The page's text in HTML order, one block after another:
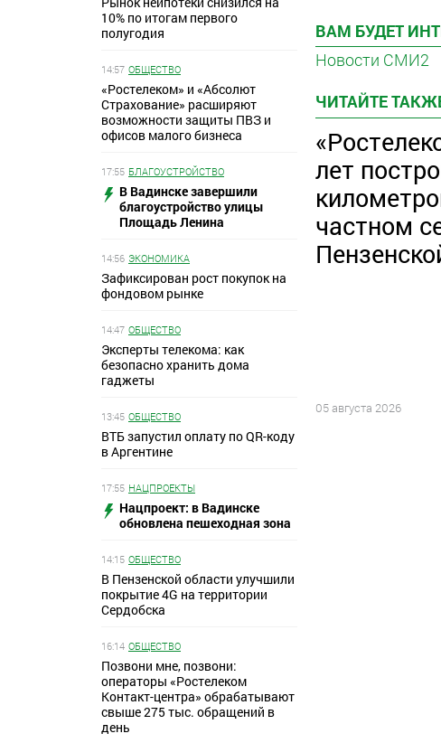
10% по итогам первого
полугодия
14:57 ОБЩЕСТВО
«Ростелеком» и «Абсолют
Страхование» расширяют
возможности защиты ПВЗ и
офисов малого бизнеса
17:55 БЛАГОУСТРОЙСТВО
В Вадинске завершили
благоустройство улицы
Площадь Ленина
14:56 ЭКОНОМИКА
Зафиксирован рост покупок на
фондовом рынке
14:47 ОБЩЕСТВО
Эксперты телекома: как
безопасно хранить дома
гаджеты
13:45 ОБЩЕСТВО
ВТБ запустил оплату по QR-коду
в Аргентине
17:55 НАЦПРОЕКТЫ
Нацпроект: в Вадинске
обновлена пешеходная зона
14:15 ОБЩЕСТВО
В Пензенской области улучшили
покрытие 4G на территории
Сердобска
16:14 ОБЩЕСТВО
Позвони мне, позвони:
операторы «Ростелеком
Контакт-центра» обрабатывают
свыше 275 тыс. обращений в
день
ВАМ БУДЕТ
Новости СМИ2
ЧИТАЙТЕ
лет
частном
05 августа 2026